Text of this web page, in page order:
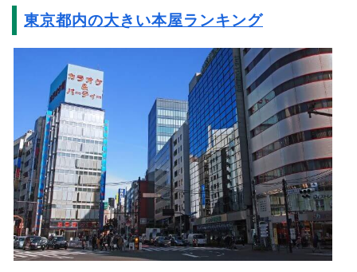
東京都内の大きい本屋ランキング